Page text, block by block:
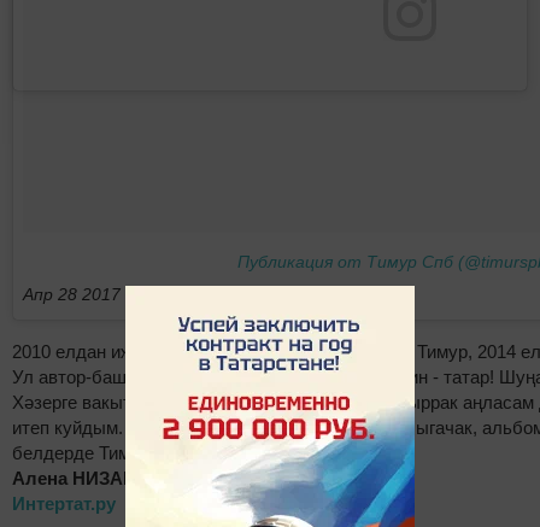
Публикация от Тимур Спб
Апр 28 2017 в 3:47 PDT
2010 елдан иҗат юлын рэп башкарып башлаган Тимур, 2014
Ул автор-башкаручы, музыкаль белеме юк. " Мин - татар!
Хәзерге вакытта татар телен өйрәнәм, әлегә авыррак
итеп куйдым. Тиздән тагын татарча җырларым чыгачак,
белдерде Тимур СПБ.
Алена НИЗАМОВА
Интертат.ру